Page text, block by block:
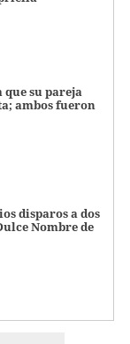
su pareja
ambos fueron
disparos a dos
Nombre de